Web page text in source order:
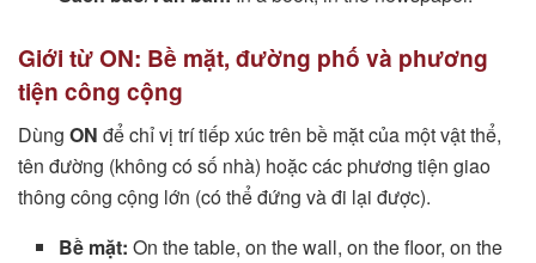
Giới từ ON: Bề mặt, đường phố và phương
tiện công cộng
Dùng ON để chỉ vị trí tiếp xúc trên bề mặt của một vật thể,
tên đường (không có số nhà) hoặc các phương tiện giao
thông công cộng lớn (có thể đứng và đi lại được).
Bề mặt: On the table, on the wall, on the floor, on the